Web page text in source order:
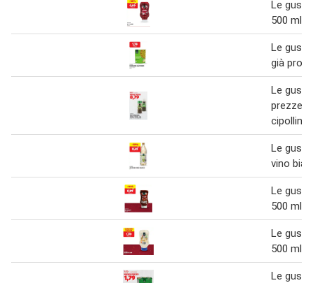
Le
500 ml
Le
già
Le gusto
cipollina
Le
vino
Le
500 ml
Le
500 ml
Le